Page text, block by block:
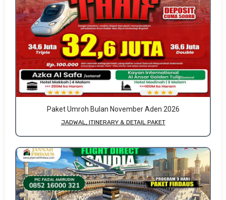
Paket Umroh Bulan November Aden 2026
JADWAL, ITINERARY & DETAIL PAKET